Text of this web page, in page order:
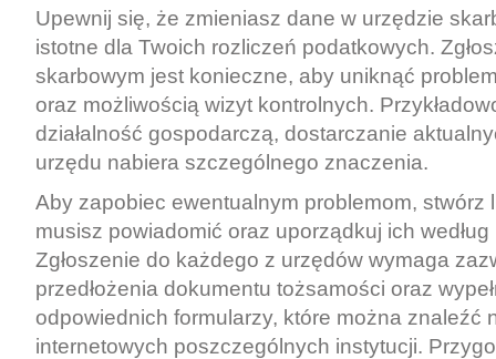
Upewnij się, że zmieniasz dane w urzędzie
istotne dla Twoich rozliczeń podatkowych.
skarbowym jest konieczne, aby uniknąć
oraz możliwością wizyt kontrolnych.
działalność gospodarczą, dostarczanie
urzędu nabiera szczególnego znaczenia.
Aby zapobiec ewentualnym problemom, stwórz
musisz powiadomić oraz uporządkuj ich według
Zgłoszenie do każdego z urzędów wymaga
przedłożenia dokumentu tożsamości oraz
odpowiednich formularzy, które można znaleźć
internetowych poszczególnych instytucji.